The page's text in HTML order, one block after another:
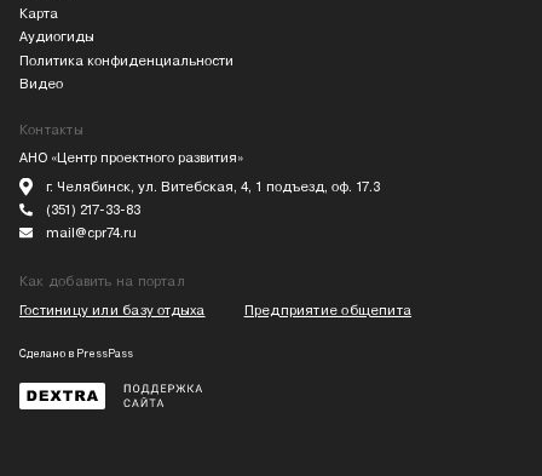
Карта
Аудиогиды
Политика конфиденциальности
Видео
Контакты
АНО «Центр проектного развития»
г. Челябинск, ул. Витебская, 4, 1 подъезд, оф. 17.3
(351) 217-33-83
mail@cpr74.ru
Как добавить на портал
Гостиницу или базу отдыха
Предприятие общепита
Сделано в PressPass